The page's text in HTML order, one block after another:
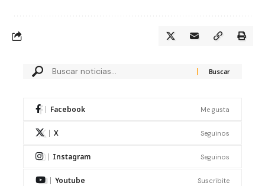
Facebook Me gusta
X Seguinos
Instagram Seguinos
Youtube Suscribite